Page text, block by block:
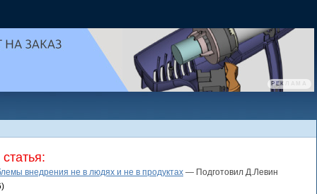
внедрения не в людях и не в продуктах — Подготовил Д.Левин
)